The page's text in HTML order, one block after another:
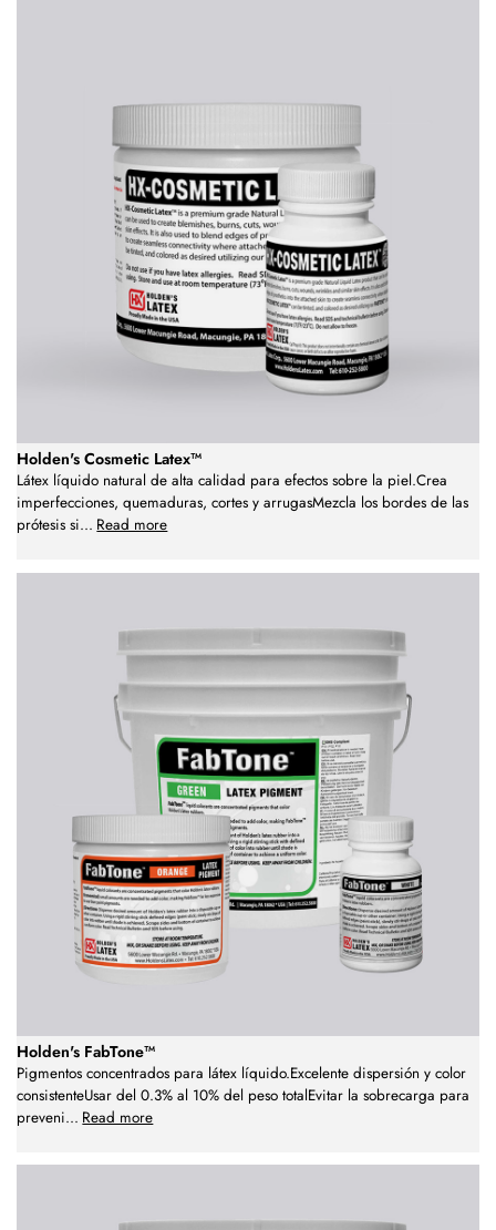
Holden's Cosmetic Latex™
Látex líquido natural de alta calidad para efectos sobre la piel.Crea
imperfecciones, quemaduras, cortes y arrugasMezcla los bordes de las
prótesis si... Read more
Holden's FabTone™
Pigmentos concentrados para látex líquido.Excelente dispersión y color
consistenteUsar del 0.3% al 10% del peso totalEvitar la sobrecarga para
preveni... Read more